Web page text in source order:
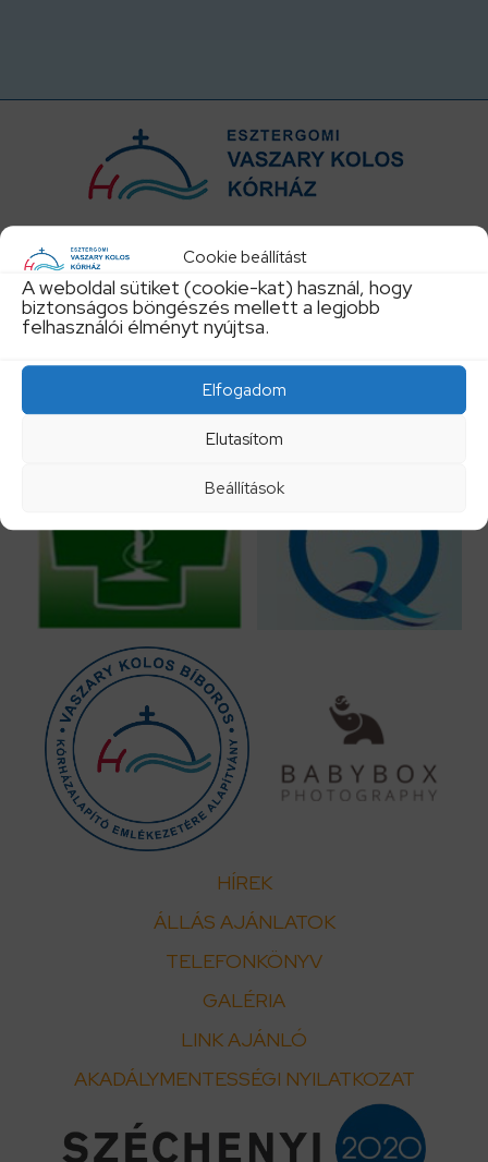
Cookie beállítást
A weboldal sütiket (cookie-kat) használ, hogy
biztonságos böngészés mellett a legjobb
felhasználói élményt nyújtsa.
Elfogadom
Elutasítom
Beállítások
Központi telefonszám:
+36 33 542300
titkarsag@vaszary.hu
HÍREK
ÁLLÁS AJÁNLATOK
TELEFONKÖNYV
GALÉRIA
LINK AJÁNLÓ
AKADÁLYMENTESSÉGI NYILATKOZAT